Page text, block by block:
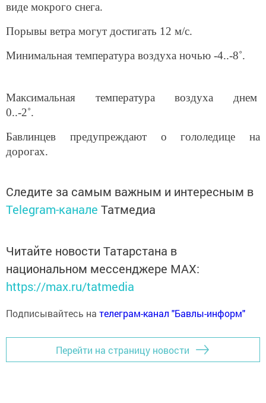
виде мокрого снега.
Порывы ветра могут достигать 12 м/с.
Минимальная температура воздуха ночью -4..-8˚.
Максимальная температура воздуха днем
0..-2˚.
Бавлинцев предупреждают о гололедице на
дорогах.
Следите за самым важным и интересным в
Telegram-канале Татмедиа
Читайте новости Татарстана в
национальном мессенджере MАХ:
https://max.ru/tatmedia
Подписывайтесь на телеграм-канал "Бавлы-информ"
Перейти на страницу новости